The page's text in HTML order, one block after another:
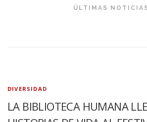
ÚLTIMAS
DIVERSIDAD
LA BIBLIOTECA HUMANA